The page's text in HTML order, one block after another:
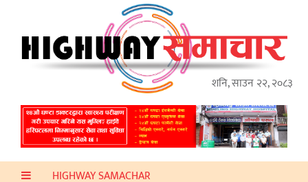
शनि, साउन २२, २०८३
गृहपृष्ठ
ताजा
समाचार
प्रदेश
प्रविधि
HIGHWAY SAMACHAR